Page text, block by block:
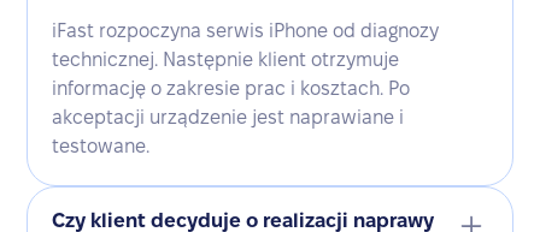
iFast rozpoczyna serwis iPhone od diagnozy
technicznej. Następnie klient otrzymuje
informację o zakresie prac i kosztach. Po
akceptacji urządzenie jest naprawiane i
testowane.
Czy klient decyduje o realizacji naprawy